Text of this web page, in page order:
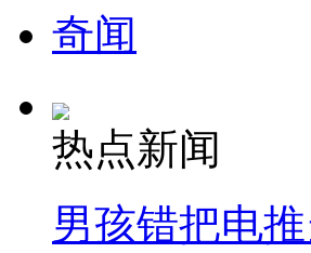
司机酒驾遇交警 急速倒车逃窜
奇闻
热点新闻
男孩错把电